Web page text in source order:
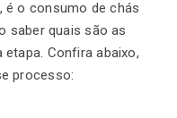
é o consumo de chás
saber quais são as
etapa. Confira abaixo,
processo: